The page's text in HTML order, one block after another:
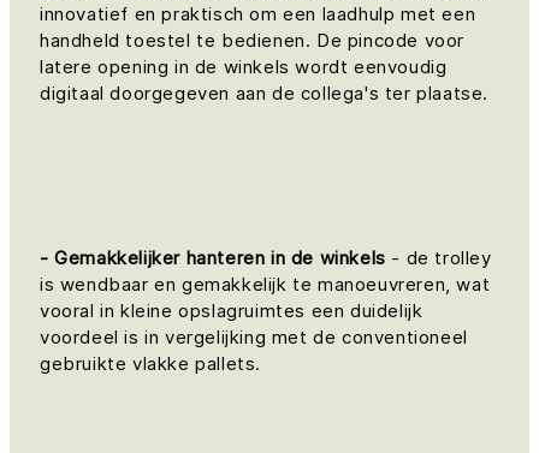
innovatief en praktisch om een laadhulp met een
handheld toestel te bedienen. De pincode voor
latere opening in de winkels wordt eenvoudig
digitaal doorgegeven aan de collega's ter plaatse.
- Gemakkelijker hanteren in de winkels - de trolley
is wendbaar en gemakkelijk te manoeuvreren, wat
vooral in kleine opslagruimtes een duidelijk
voordeel is in vergelijking met de conventioneel
gebruikte vlakke pallets.